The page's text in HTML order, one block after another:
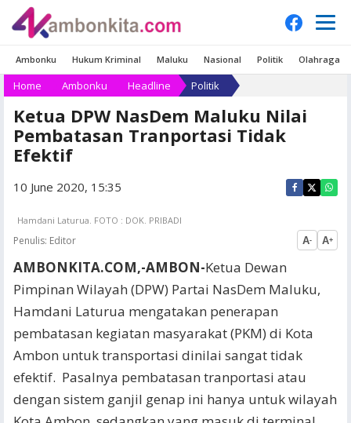
Ambonku Hukum Kriminal Maluku Nasional Politik Olahraga
Home Ambonku Headline Politik
Ketua DPW NasDem Maluku Nilai
Pembatasan Tranportasi Tidak
Efektif
10 June 2020, 15:35
Hamdani Laturua. FOTO : DOK. PRIBADI
Penulis: Editor A- A+
AMBONKITA.COM,-AMBON-Ketua Dewan
Pimpinan Wilayah (DPW) Partai NasDem Maluku,
Hamdani Laturua mengatakan penerapan
pembatasan kegiatan masyarakat (PKM) di Kota
Ambon untuk transportasi dinilai sangat tidak
efektif. Pasalnya pembatasan tranportasi atau
dengan sistem ganjil genap ini hanya untuk wilayah